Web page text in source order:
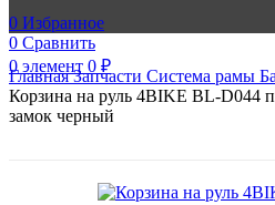
0 Избранное
0 Сравнить
0элемент 0 ₽
ГлавнаяЗапчасти Система рамы
Корзина на руль 4BIKE BL-D044
замок черный